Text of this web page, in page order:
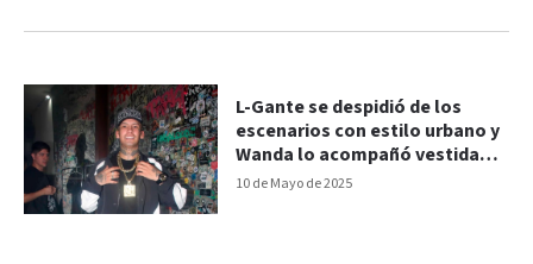
10 de Mayo de 2025
L-Gante se despidió de los
escenarios con estilo urbano y
Wanda lo acompañó vestida
por Balenciaga